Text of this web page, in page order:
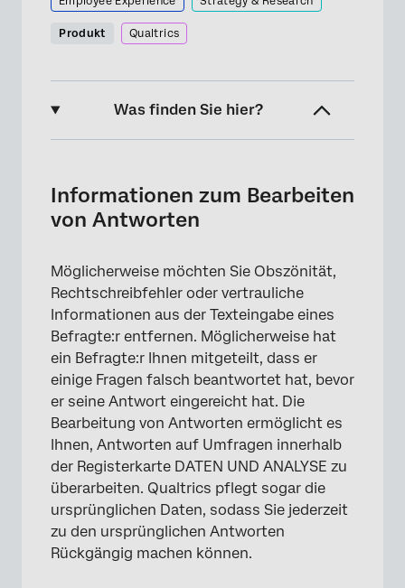
Produkt Qualtrics
Was finden Sie hier?
Wiederherstellen von Originaldaten
Nicht editierbare Felder
Projekte, in denen Sie Antworten bearbeiten
können
FAQs
Informationen zum Bearbeiten
von Antworten
Möglicherweise möchten Sie Obszönität,
Rechtschreibfehler oder vertrauliche
Informationen aus der Texteingabe eines
Befragte:r entfernen. Möglicherweise hat
ein Befragte:r Ihnen mitgeteilt, dass er
einige Fragen falsch beantwortet hat, bevor
er seine Antwort eingereicht hat. Die
Bearbeitung von Antworten ermöglicht es
Ihnen, Antworten auf Umfragen innerhalb
der Registerkarte DATEN UND ANALYSE zu
überarbeiten. Qualtrics pflegt sogar die
ursprünglichen Daten, sodass Sie jederzeit
zu den ursprünglichen Antworten
Rückgängig machen können.